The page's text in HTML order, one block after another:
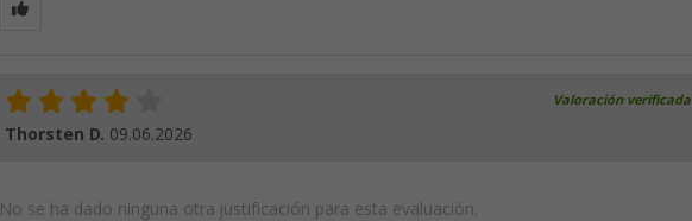
Valoración verificada
Thorsten D. 09.06.2026
No se ha dado ninguna otra justificación para esta evaluación.